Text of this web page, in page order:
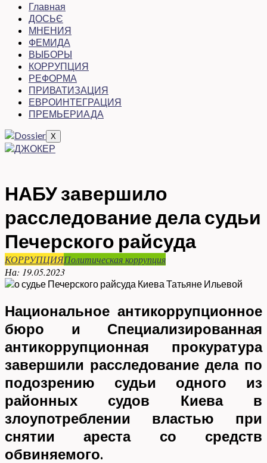
Главная
ДОСЬЄ
МНЕНИЯ
ФЕМИДА
ВЫБОРЫ
КОРРУПЦИЯ
РЕФОРМА
ПРИВАТИЗАЦИЯ
ЕВРОИНТЕГРАЦИЯ
ПРЕМЬЕРИАДА
X
НАБУ завершило
расследование дела судьи
Печерского райсуда
КОРРУПЦИЯПолитическая коррупция
На: 19.05.2023
Национальное антикоррупционное
бюро и Специализированная
антикоррупционная прокуратура
завершили расследование дела по
подозрению судьи одного из
районных судов Киева в
злоупотреблении властью при
снятии ареста со средств
обвиняемого.